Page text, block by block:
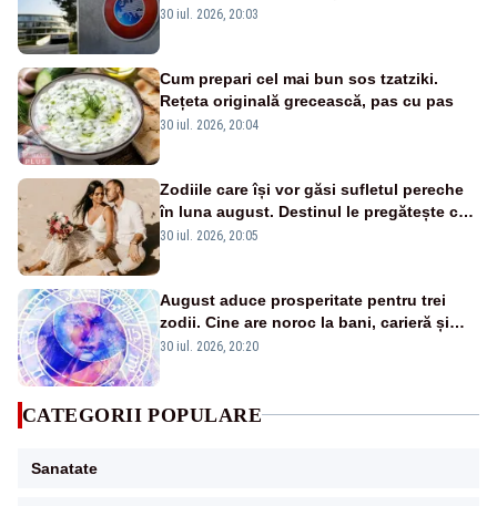
FIFA al lui Infantino
30 iul. 2026, 20:03
Cum prepari cel mai bun sos tzatziki.
Rețeta originală grecească, pas cu pas
30 iul. 2026, 20:04
Zodiile care își vor găsi sufletul pereche
în luna august. Destinul le pregătește cea
mai mare surpriză
30 iul. 2026, 20:05
August aduce prosperitate pentru trei
zodii. Cine are noroc la bani, carieră și
iubire
30 iul. 2026, 20:20
CATEGORII POPULARE
Sanatate